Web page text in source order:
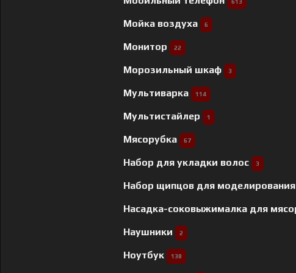
613
Мойка воздуха 6
Монитор 22
Морозильный шкаф 3
Мультиварка 114
Мультистайлер 1
Мясорубка 67
Набор для укладки волос 3
Набор щипцов для
Насадка-соковыжималка для
Наушники 2
Ноутбук 138